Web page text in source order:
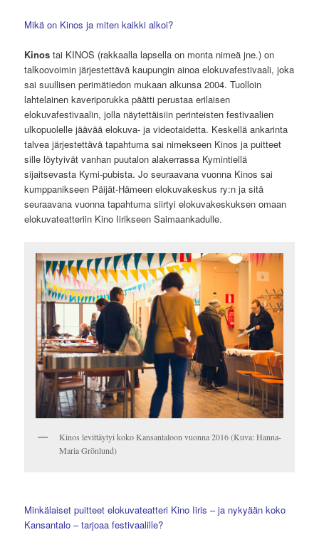
Mikä on Kinos ja miten kaikki alkoi?
Kinos tai KINOS (rakkaalla lapsella on monta nimeä jne.) on
talkoovoimin järjestettävä kaupungin ainoa elokuvafestivaali, joka
sai suullisen perimätiedon mukaan alkunsa 2004. Tuolloin
lahtelainen kaveriporukka päätti perustaa erilaisen
elokuvafestivaalin, jolla näytettäisiin perinteisten festivaalien
ulkopuolelle jäävää elokuva- ja videotaidetta. Keskellä ankarinta
talvea järjestettävä tapahtuma sai nimekseen Kinos ja puitteet
sille löytyivät vanhan puutalon alakerrassa Kymintiellä
sijaitsevasta Kymi-pubista. Jo seuraavana vuonna Kinos sai
kumppanikseen Päijät-Hämeen elokuvakeskus ry:n ja sitä
seuraavana vuonna tapahtuma siirtyi elokuvakeskuksen omaan
elokuvateatteriin Kino Iirikseen Saimaankadulle.
Kinos levittäytyi koko Kansantaloon vuonna 2016 (Kuva: Hanna-
Maria Grönlund)
Minkälaiset puitteet elokuvateatteri Kino Iiris – ja nykyään koko
Kansantalo – tarjoaa festivaalille?